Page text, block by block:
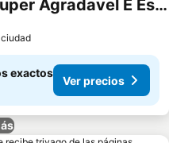
Espaco Alegria - Casa Super Agradavel E Espacosa
ciudad
exactos
Ver precios